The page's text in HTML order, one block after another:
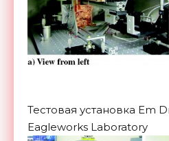
Тестовая установка Em
Eagleworks Laboratory